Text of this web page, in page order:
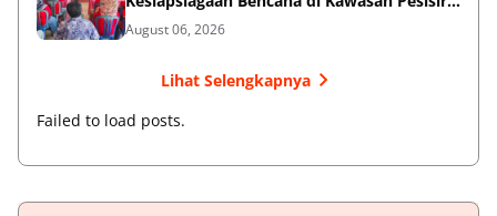
dan Sekolah
August 06, 2026
Lihat Selengkapnya
Failed to load posts.